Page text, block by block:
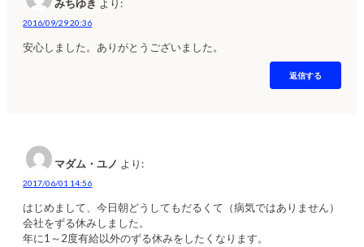
みちゆき より:
2016/09/29 20:36
安心しました。ありがとうございました。
返信する
マダム・ユノ より:
2017/06/01 14:56
はじめまして、今日朝どうしてもだるくて（病気ではありません）
会社をずる休みしました。
年に1～2度有給以外のずる休みをしたくなります。